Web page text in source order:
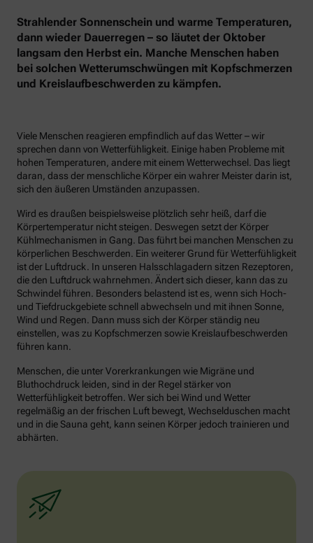
Strahlender Sonnenschein und warme Temperaturen,
dann wieder Dauerregen – so läutet der Oktober
langsam den Herbst ein. Manche Menschen haben
bei solchen Wetterumschwüngen mit Kopfschmerzen
und Kreislaufbeschwerden zu kämpfen.
Viele Menschen reagieren empfindlich auf das Wetter – wir
sprechen dann von Wetterfühligkeit. Einige haben Probleme mit
hohen Temperaturen, andere mit einem Wetterwechsel. Das liegt
daran, dass der menschliche Körper ein wahrer Meister darin ist,
sich den äußeren Umständen anzupassen.
Wird es draußen beispielsweise plötzlich sehr heiß, darf die
Körpertemperatur nicht steigen. Deswegen setzt der Körper
Kühlmechanismen in Gang. Das führt bei manchen Menschen zu
körperlichen Beschwerden. Ein weiterer Grund für Wetterfühligkeit
ist der Luftdruck. In unseren Halsschlagadern sitzen Rezeptoren,
die den Luftdruck wahrnehmen. Ändert sich dieser, kann das zu
Schwindel führen. Besonders belastend ist es, wenn sich Hoch-
und Tiefdruckgebiete schnell abwechseln und mit ihnen Sonne,
Wind und Regen. Dann muss sich der Körper ständig neu
einstellen, was zu Kopfschmerzen sowie Kreislaufbeschwerden
führen kann.
Menschen, die unter Vorerkrankungen wie Migräne und
Bluthochdruck leiden, sind in der Regel stärker von
Wetterfühligkeit betroffen. Wer sich bei Wind und Wetter
regelmäßig an der frischen Luft bewegt, Wechselduschen macht
und in die Sauna geht, kann seinen Körper jedoch trainieren und
abhärten.